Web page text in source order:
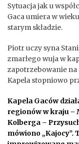
Sytuacja jak u
Gaca umiera w
starym składzie.
Piotr uczy syna
zmarłego wuja w
zapotrzebowanie
Kapela stopniowo
Kapela Gaców
regionów w kraju –
Kolberga –
mówiono „Kajocy”.